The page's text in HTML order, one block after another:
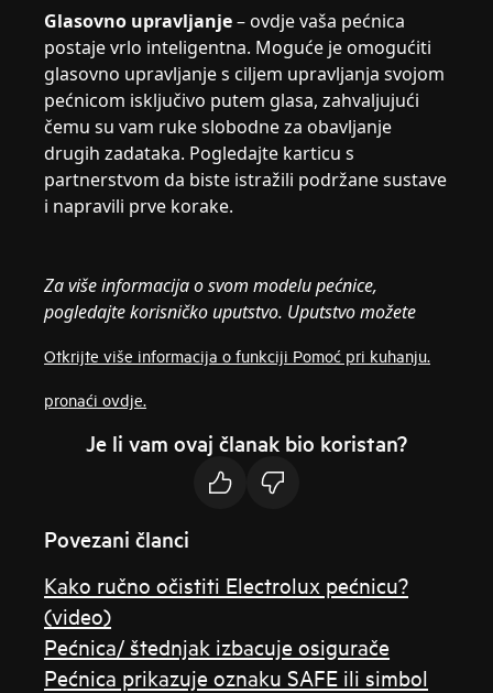
Glasovno upravljanje– ovdje vaša pećnica
postaje vrlo inteligentna. Moguće je omogućiti
glasovno upravljanje s ciljem upravljanja svojom
pećnicom isključivo putem glasa, zahvaljujući
čemu su vam ruke slobodne za obavljanje
drugih zadataka. Pogledajte karticu s
partnerstvom da biste istražili podržane sustave
i napravili prve korake.
Za više informacija o svom modelu pećnice,
pogledajte korisničko uputstvo. Uputstvo možete
Otkrijte više informacija o funkciji Pomoć pri kuhanju.
pronaći ovdje.
Je li vam ovaj članak bio koristan?
Povezani članci
Kako ručno očistiti Electrolux pećnicu?
(video)
Pećnica/ štednjak izbacuje osigurače
Pećnica prikazuje oznaku SAFE ili simbol